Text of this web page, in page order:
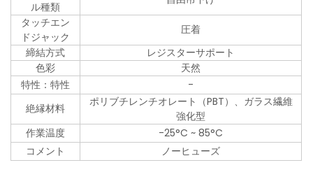
ル種類
タッチエン
ドジャック
圧着
締結方式
レジスターサポート
色彩
天然
特性：特性
-
絶縁材料
ポリブチレンチオレート（PBT）、ガラス繊維
強化型
作業温度
-25°C ~ 85°C
コメント
ノーヒューズ